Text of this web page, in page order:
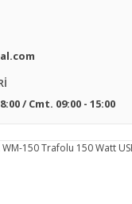
/ Cmt. 09:00 - 15:00